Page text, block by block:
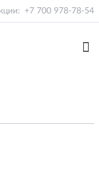
+7 700 978-78-54